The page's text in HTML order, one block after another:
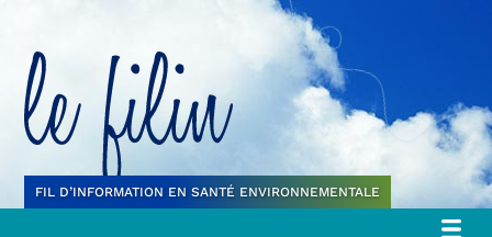
FIL D’INFORMATION EN SANTÉ ENVIRONNEMENTALE